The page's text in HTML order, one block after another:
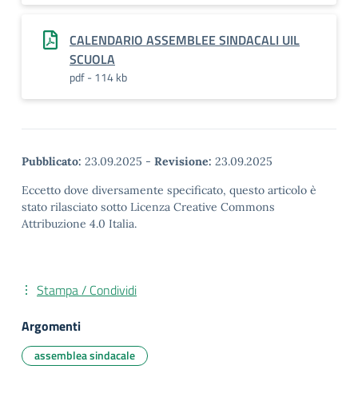
CALENDARIO ASSEMBLEE SINDACALI UIL
SCUOLA
pdf - 114 kb
Pubblicato: 23.09.2025 - Revisione: 23.09.2025
Eccetto dove diversamente specificato, questo articolo è
stato rilasciato sotto Licenza Creative Commons
Attribuzione 4.0 Italia.
Stampa / Condividi
Argomenti
assemblea sindacale